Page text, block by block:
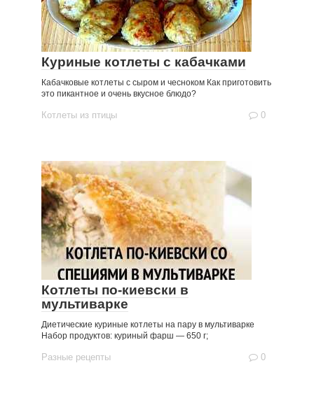
Куриные котлеты с кабачками
Кабачковые котлеты с сыром и чесноком Как приготовить
это пикантное и очень вкусное блюдо?
Котлеты из птицы 0
Котлеты по-киевски в
мультиварке
Диетические куриные котлеты на пару в мультиварке
Набор продуктов: куриный фарш — 650 г;
Разные рецепты 0